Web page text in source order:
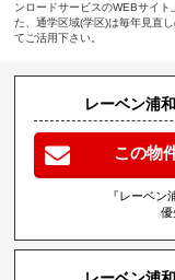
ンロードサービスのWEBサイ
た、通学区域(学区)は毎年見直
てご活用下さい。
レーベン浦
この物
『レーベ
優